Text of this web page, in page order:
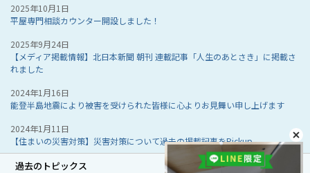
2025年10月1日
平屋専門相談カウンター開設しました！
2025年9月24日
【メディア掲載情報】北日本新聞 朝刊 連載記事「人生のあとさき」に掲載さ
れました
2024年1月16日
能登半島地震により被害を受けられた皆様に心よりお見舞い申し上げます
2024年1月11日
【住まいの災害対策】災害対策について過去の掲載記事をPickup
過去のトピックス